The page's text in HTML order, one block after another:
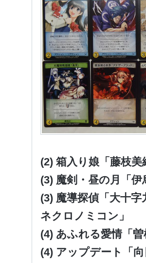
(2) 箱入り娘「藤枝美
(3) 魔剣・昼の月「伊
(3) 魔導探偵「大十
ネクロノミコン」
(4) あふれる愛情「曽
(4) アップデート「向